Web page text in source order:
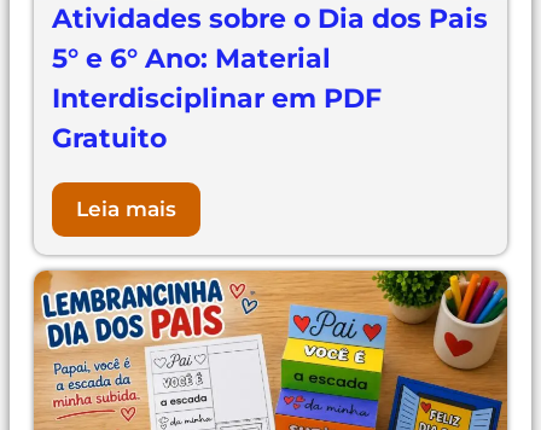
Atividades sobre o Dia dos Pais
5° e 6° Ano: Material
Interdisciplinar em PDF
Gratuito
Leia mais